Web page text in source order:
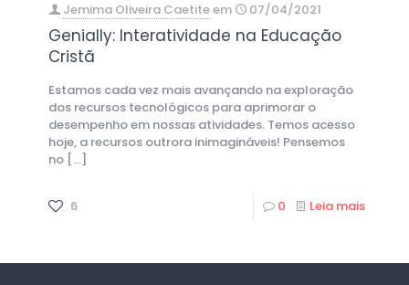
Jemima Oliveira Caetiteem 07/04/2021
Genially: Interatividade na Educação
Cristã
Estamos cada vez mais avançando na exploração
dos recursos tecnológicos para aprimorar o
desempenho em nossas atividades. Temos acesso
hoje, a recursos outrora inimagináveis! Pensemos
no […]
6 0 Leia mais